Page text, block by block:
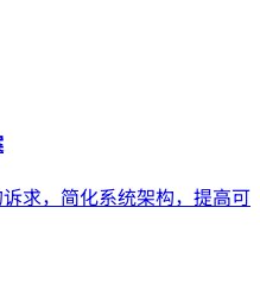
求，简化系统架构，提高可